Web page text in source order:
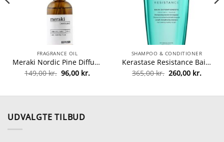
FRAGRANCE OIL
Meraki Nordic Pine Diffuser 120 ml fra Meraki
149,00kr. Den
oprindelige
149,00 kr..
96,00 kr.Den
96,00 kr..
SHAMPOO & CONDITIONER
Kerastase Resistance Bain Extentioniste Shampoo 500 ml fra Kerastase
365,00kr. Den
oprindelige
365,00 kr..
260,00 kr.Den
UDVALGTE TILBUD